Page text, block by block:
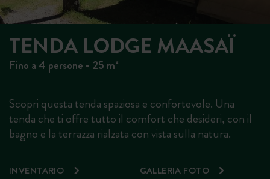
TENDA LODGE MAASAÏ
Fino a 4 persone - 25 m²
Scopri questa tenda spaziosa e confortevole. Una
tenda che ti offre tutto il comfort che desideri, con il
bagno e la terrazza rialzata con vista sulla natura.
INVENTARIO GALLERIA FOTO